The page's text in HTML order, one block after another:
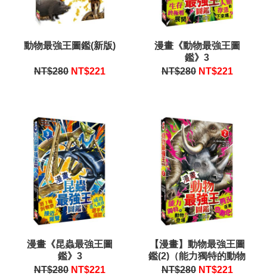
動物最強王圖鑑(新版)
NT$280 NT$221
漫畫《動物最強王圖
鑑》3
NT$280 NT$221
漫畫《昆蟲最強王圖
鑑》3
NT$280 NT$221
【漫畫】動物最強王圖
鑑(2)（能力獨特的動物
登場，戰況逐漸白熱
NT$280 NT$221